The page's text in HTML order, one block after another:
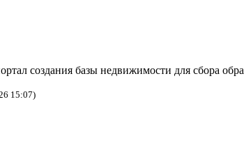
создания базы недвижимости для сбора
15:07)